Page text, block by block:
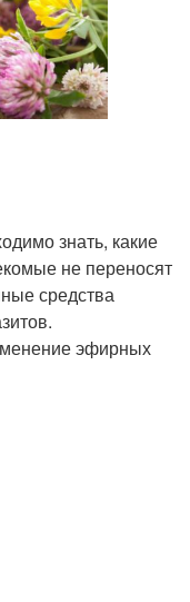
знать, какие
не переносят
средства
эфирных